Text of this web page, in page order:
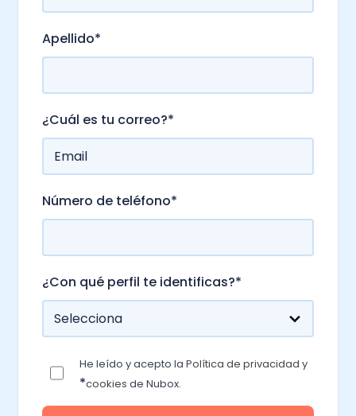
Apellido*
¿Cuál es tu correo?*
Número de teléfono*
¿Con qué perfil te identificas?*
He leído y acepto laPolítica de privacidad y
cookies de Nubox.
*